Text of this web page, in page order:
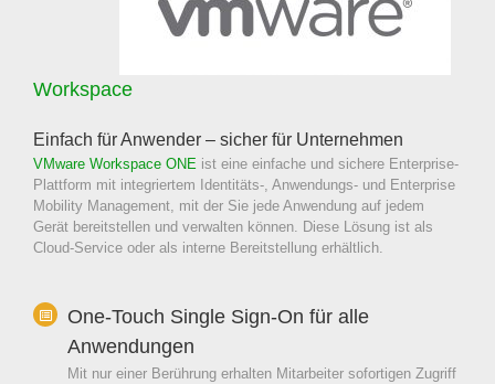
Workspace
Einfach für Anwender – sicher für Unternehmen
VMware Workspace ONE ist eine einfache und sichere Enterprise-
Plattform mit integriertem Identitäts-, Anwendungs- und Enterprise
Mobility Management, mit der Sie jede Anwendung auf jedem
Gerät bereitstellen und verwalten können. Diese Lösung ist als
Cloud-Service oder als interne Bereitstellung erhältlich.
One-Touch Single Sign-On für alle
Anwendungen
Mit nur einer Berührung erhalten Mitarbeiter sofortigen Zugriff